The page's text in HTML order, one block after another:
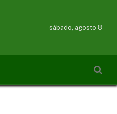
sábado, agosto 8